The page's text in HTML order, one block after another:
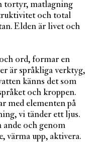
tortyr, matlagning
och total
Elden är livet och
ord, formar en
är språkliga verktyg,
känns det som
och kroppen.
med elementen på
vi tänder ett ljus.
och genom
värma upp, aktivera.